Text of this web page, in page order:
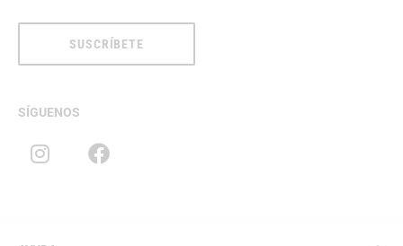
SUSCRÍBETE
SÍGUENOS